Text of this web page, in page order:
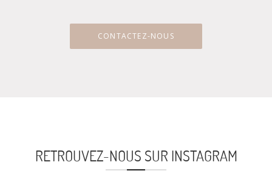
CONTACTEZ-NOUS
RETROUVEZ-NOUS SUR INSTAGRAM